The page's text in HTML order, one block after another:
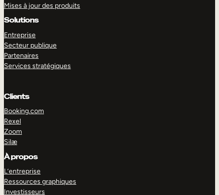
Mises à jour des produits
Solutions
Entreprise
Secteur publique
Partenaires
Services stratégiques
Clients
Booking.com
Rexel
Zoom
Silæ
À propos
L’entreprise
Ressources graphiques
Investisseurs